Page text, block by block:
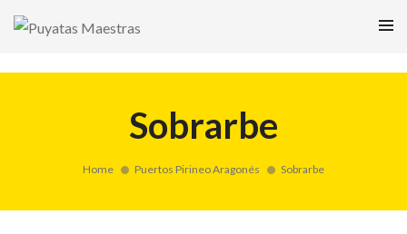
Sobrarbe
Home Puertos Pirineo Aragonés Sobrarbe